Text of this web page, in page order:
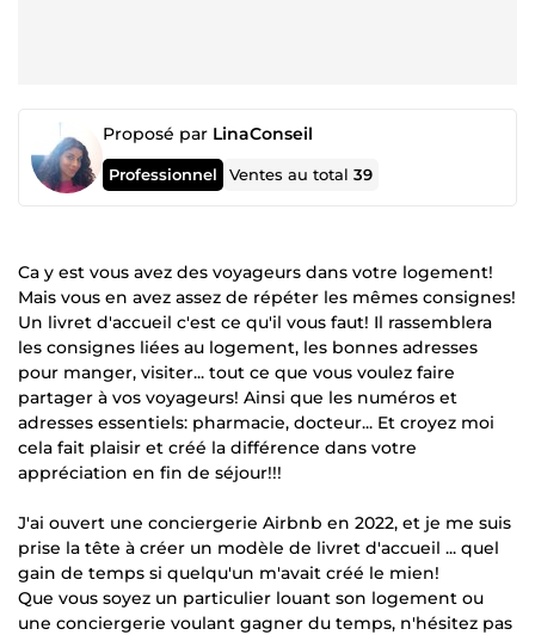
Proposé par LinaConseil
Professionnel Ventes au total39
Ca y est vous avez des voyageurs dans votre logement!
Mais vous en avez assez de répéter les mêmes consignes!
Un livret d'accueil c'est ce qu'il vous faut! Il rassemblera
les consignes liées au logement, les bonnes adresses
pour manger, visiter... tout ce que vous voulez faire
partager à vos voyageurs! Ainsi que les numéros et
adresses essentiels: pharmacie, docteur... Et croyez moi
cela fait plaisir et créé la différence dans votre
appréciation en fin de séjour!!!
J'ai ouvert une conciergerie Airbnb en 2022, et je me suis
prise la tête à créer un modèle de livret d'accueil ... quel
gain de temps si quelqu'un m'avait créé le mien!
Que vous soyez un particulier louant son logement ou
une conciergerie voulant gagner du temps, n'hésitez pas